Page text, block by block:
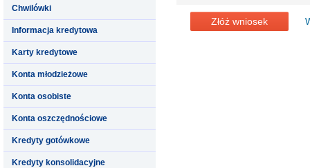
Chwilówki
Informacja kredytowa
Karty kredytowe
Konta młodzieżowe
Konta osobiste
Konta oszczędnościowe
Kredyty gotówkowe
Kredyty konsolidacyjne
Złóż wniosek